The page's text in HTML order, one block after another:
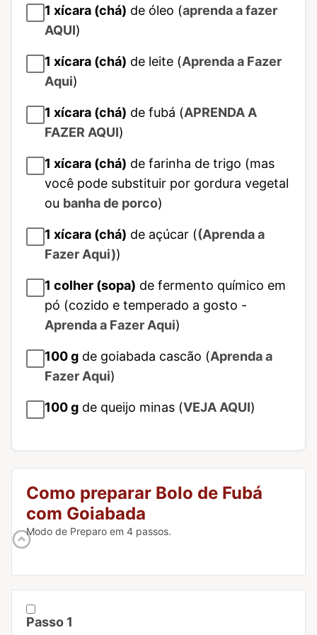
1 xícara (chá) de óleo (aprenda a fazer
AQUI)
1 xícara (chá) de leite (Aprenda a Fazer
Aqui)
1 xícara (chá) de fubá (APRENDA A
FAZER AQUI)
1 xícara (chá) de farinha de trigo (mas
você pode substituir por gordura vegetal
ou banha de porco)
1 xícara (chá) de açúcar ((Aprenda a
Fazer Aqui))
1 colher (sopa) de fermento químico em
pó (cozido e temperado a gosto -
Aprenda a Fazer Aqui)
100g de goiabada cascão (Aprenda a
Fazer Aqui)
100g de queijo minas (VEJA AQUI)
Como preparar Bolo de Fubá
com Goiabada
Modo de Preparo em 4 passos.
Passo 1